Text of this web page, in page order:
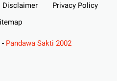
Disclaimer
Privacy Policy
- Pandawa Sakti 2002